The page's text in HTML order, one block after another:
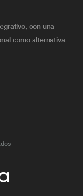
con una
como alternativa.